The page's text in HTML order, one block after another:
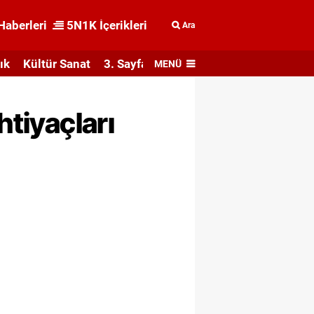
5N1K İçerikleri Ara
Kültür Sanat 3. Sayfa MENÜ